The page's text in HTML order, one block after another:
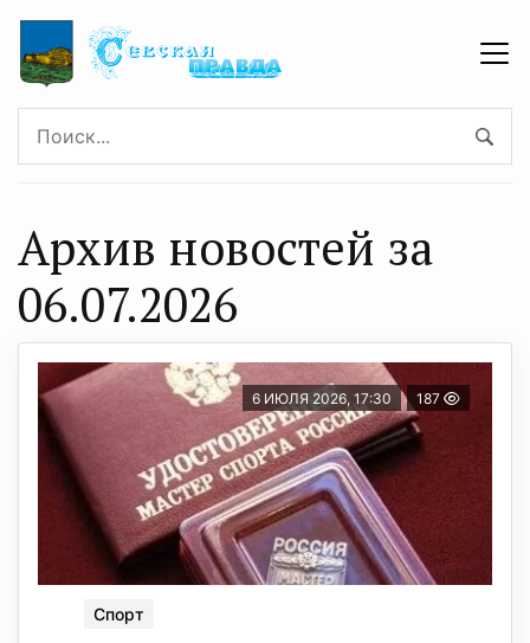
Архив новостей за
06.07.2026
6 ИЮЛЯ 2026, 17:30 187
Спорт